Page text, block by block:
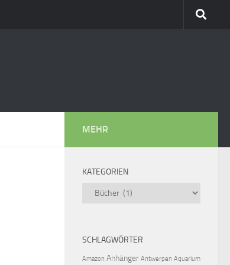
MEHR
KATEGORIEN
Kategorien
SCHLAGWÖRTER
Amazon Anhänger Antwerpen Aquarium